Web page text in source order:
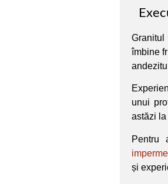
îmbine
unui
astăzi la
Pentru
și